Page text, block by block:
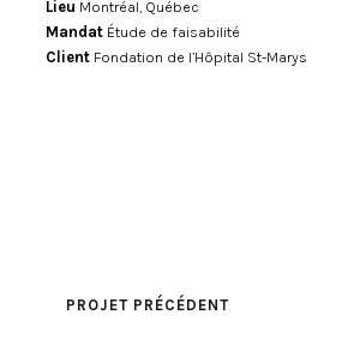
Lieu Montréal, Québec
Mandat Étude de faisabilité
Client Fondation de l’Hôpital St-Marys
PROJET PRÉCÉDENT